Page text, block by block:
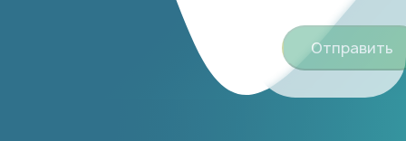
Отправить